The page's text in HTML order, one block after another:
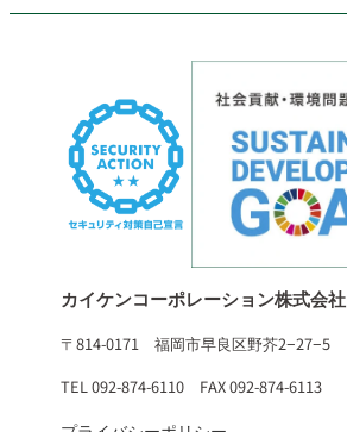
カイケンコーポレーション株式会社
〒814-0171 福岡市早良区野芥2−27−5
TEL 092-874-6110 FAX 092-874-6113